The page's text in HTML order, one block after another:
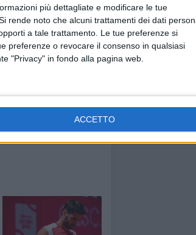
più dettagliate e modificare le tue
rende noto che alcuni trattamenti dei dati
a tale trattamento. Le tue preferenze si
preferenze o revocare il consenso in qualsiasi
"Privacy" in fondo alla pagina web.
ACCETTO